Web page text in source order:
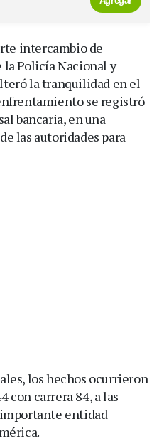
intercambio de
la Policía Nacional y
la tranquilidad en el
se registró
bancaria, en una
las autoridades para
los hechos ocurrieron
con carrera 84, a las
importante entidad